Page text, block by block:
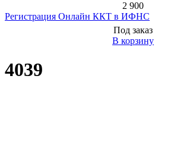
2 900
Регистрация Онлайн ККТ в ИФНС
Под заказ
В корзину
4039